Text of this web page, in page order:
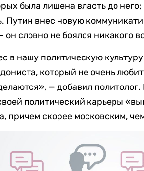
была лишена власть до
Путин внес новую
словно не боялся никакого
в нашу политическую
который не очень
— добавил
политический карьеры
причем скорее московским,